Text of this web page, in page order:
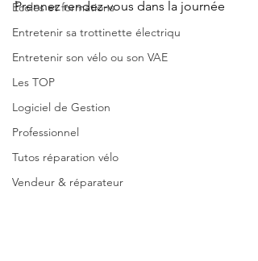
Écoles et formations
Entretenir sa trottinette électriqu
Entretenir son vélo ou son VAE
Les TOP
Logiciel de Gestion
Professionnel
Tutos réparation vélo
Vendeur & réparateur
Prennez rendez-vous dans la journée